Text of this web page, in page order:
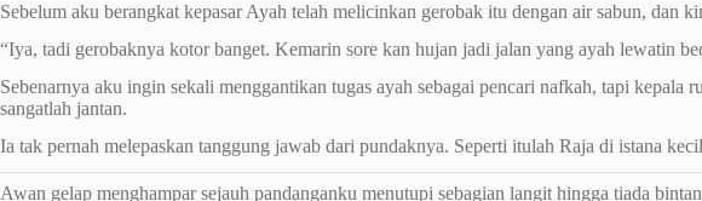
Sebelum aku berangkat kepasar Ayah telah melicinkan gerobak itu dengan air sabun, dan
“Iya, tadi gerobaknya kotor banget. Kemarin sore kan hujan jadi jalan yang ayah lewatin
Sebenarnya aku ingin sekali menggantikan tugas ayah sebagai pencari nafkah, tapi
sangatlah jantan.
Ia tak pernah melepaskan tanggung jawab dari pundaknya. Seperti itulah Raja di istana
Awan gelap menghampar sejauh pandanganku menutupi sebagian langit hingga tiada